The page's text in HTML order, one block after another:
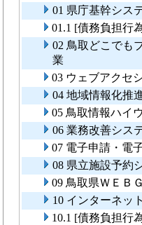
01 県庁基幹シス
01.1 [債務負担行
02 鳥取どこでも
業
03 ウェブアクセ
04 地域情報化推
05 鳥取情報ハイ
06 業務改善シス
07 電子申請・電
08 県立施設予約
09 鳥取県ＷＥＢ
10 インターネッ
10.1 [債務負担行